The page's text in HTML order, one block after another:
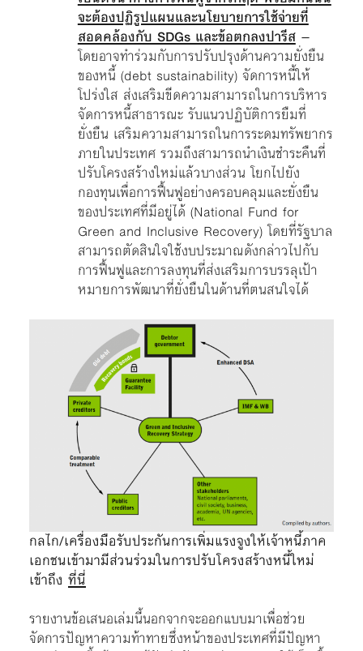
จะต้องปฏิรูปแผนและนโยบายการใช้จ่ายที่
สอดคล้องกับ SDGs และข้อตกลงปารีส –
โดยอาจทำร่วมกับการปรับปรุงด้านความยั่งยืน
ของหนี้ (debt sustainability) จัดการหนี้ให้
โปร่งใส ส่งเสริมขีดความสามารถในการบริหาร
จัดการหนี้สาธารณะ รับแนวปฏิบัติการยืมที่
ยั่งยืน เสริมความสามารถในการระดมทรัพยากร
ภายในประเทศ รวมถึงสามารถนำเงินชำระคืนที่
ปรับโครงสร้างใหม่แล้วบางส่วน โยกไปยัง
กองทุนเพื่อการฟื้นฟูอย่างครอบคลุมและยั่งยืน
ของประเทศที่มีอยู่ได้ (National Fund for
Green and Inclusive Recovery) โดยที่รัฐบาล
สามารถตัดสินใจใช้งบประมาณดังกล่าวไปกับ
การฟื้นฟูและการลงทุนที่ส่งเสริมการบรรลุเป้า
หมายการพัฒนาที่ยั่งยืนในด้านที่ตนสนใจได้
กลไก/เครื่องมือรับประกันการเพิ่มแรงจูงให้เจ้าหนี้ภาค
เอกชนเข้ามามีส่วนร่วมในการปรับโครงสร้างหนี้ใหม่
เข้าถึง ที่นี่
รายงานข้อเสนอเล่มนี้นอกจากจะออกแบบมาเพื่อช่วย
จัดการปัญหาความท้าทายซึ่งหน้าของประเทศที่มีปัญหา